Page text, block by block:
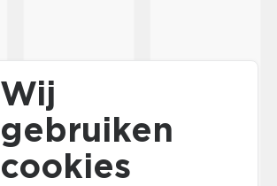
Wij
gebruiken
cookies